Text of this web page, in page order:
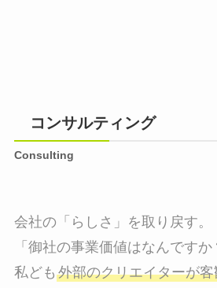
コンサルティング
Consulting
会社の「らしさ」を取り戻す。
「御社の事業価値はなんです
私ども 外部のクリエイターが